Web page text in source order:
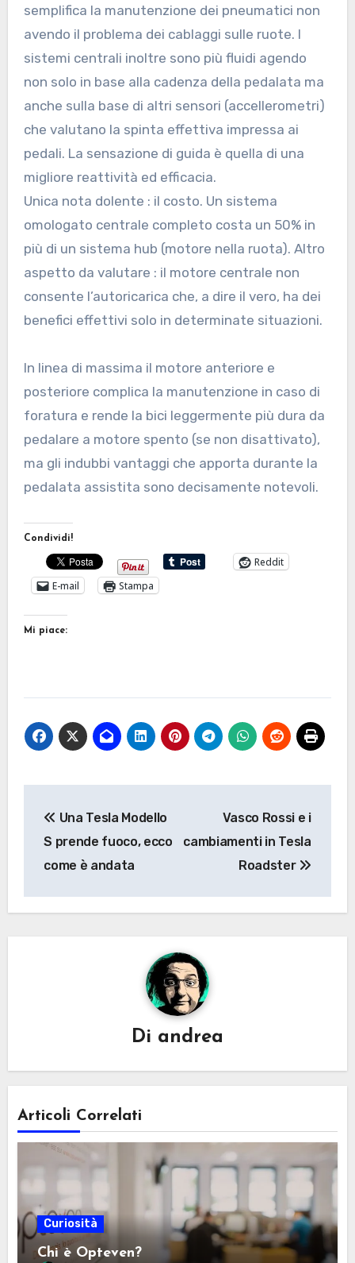
semplifica la manutenzione dei pneumatici non
avendo il problema dei cablaggi sulle ruote. I
sistemi centrali inoltre sono più fluidi agendo
non solo in base alla cadenza della pedalata ma
anche sulla base di altri sensori (accellerometri)
che valutano la spinta effettiva impressa ai
pedali. La sensazione di guida è quella di una
migliore reattività ed efficacia.
Unica nota dolente : il costo. Un sistema
omologato centrale completo costa un 50% in
più di un sistema hub (motore nella ruota). Altro
aspetto da valutare : il motore centrale non
consente l’autoricarica che, a dire il vero, ha dei
benefici effettivi solo in determinate situazioni.
In linea di massima il motore anteriore e
posteriore complica la manutenzione in caso di
foratura e rende la bici leggermente più dura da
pedalare a motore spento (se non disattivato),
ma gli indubbi vantaggi che apporta durante la
pedalata assistita sono decisamente notevoli.
Condividi!
Reddit
E-mail
Stampa
Mi piace:
articoli
Una Tesla Modello
S prende fuoco, ecco
come è andata
Vasco Rossi e i
cambiamenti in Tesla
Roadster
Di andrea
Articoli Correlati
Curiosità
Chi è Opteven?